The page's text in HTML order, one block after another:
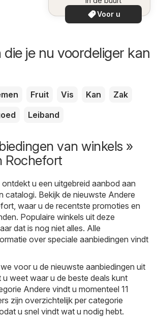
Voor u
je nu voordeliger kan
Fruit Vis Kan
Zak
Leiband
van winkels »
Rochefort
u een uitgebreid aanbod aan
catalogi. Bekijk de nieuwste Andere
waar u de recentste promoties en
Populaire winkels uit deze
dat is nog niet alles. Alle
over speciale aanbiedingen vindt
voor u de nieuwste aanbiedingen uit
weet waar u de beste deals kunt
Andere vindt u momenteel 11
zijn overzichtelijk per categorie
u snel vindt wat u nodig hebt.